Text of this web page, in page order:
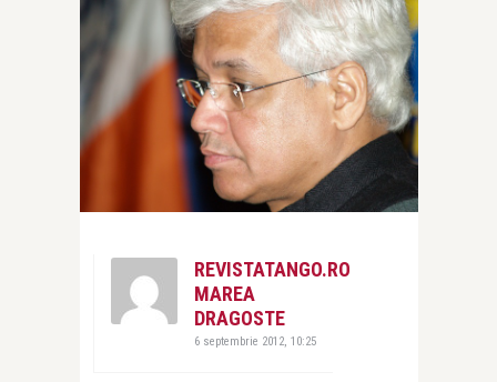
REVISTATANGO.RO
MAREA
DRAGOSTE
6 septembrie 2012, 10:25